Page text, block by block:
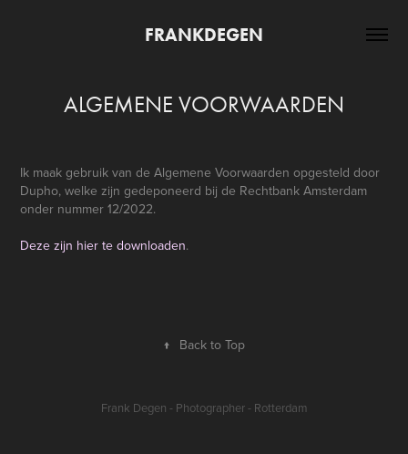
FRANKDEGEN
ALGEMENE VOORWAARDEN
Ik maak gebruik van de Algemene Voorwaarden opgesteld door
Dupho, welke zijn gedeponeerd bij de Rechtbank Amsterdam
onder nummer 12/2022.
Deze zijn hier te downloaden.
↑ Back to Top
Frank Degen - Photographer - Rotterdam